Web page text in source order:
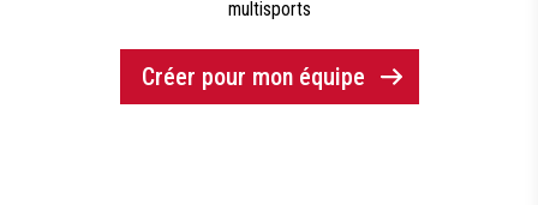
multisports
Créer pour mon équipe